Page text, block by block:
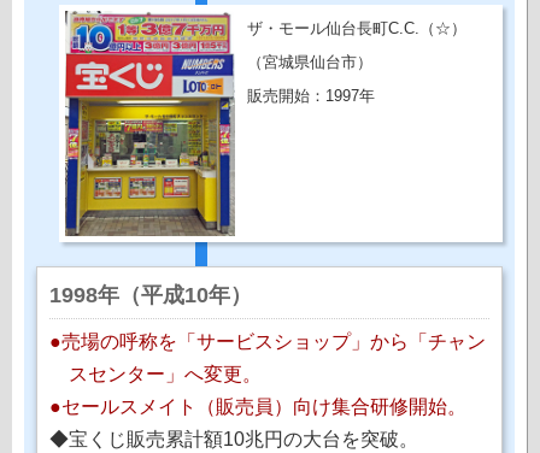
ザ・モール仙台長町C.C.（☆）
（宮城県仙台市）
販売開始：1997年
1998年（平成10年）
●売場の呼称を「サービスショップ」から「チャン
スセンター」へ変更。
●セールスメイト（販売員）向け集合研修開始。
◆宝くじ販売累計額10兆円の大台を突破。